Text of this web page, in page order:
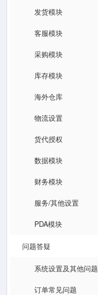
发货模块
客服模块
采购模块
库存模块
海外仓库
物流设置
货代授权
数据模块
财务模块
服务/其他设置
PDA模块
问题答疑
系统设置及其他问题
订单常见问题